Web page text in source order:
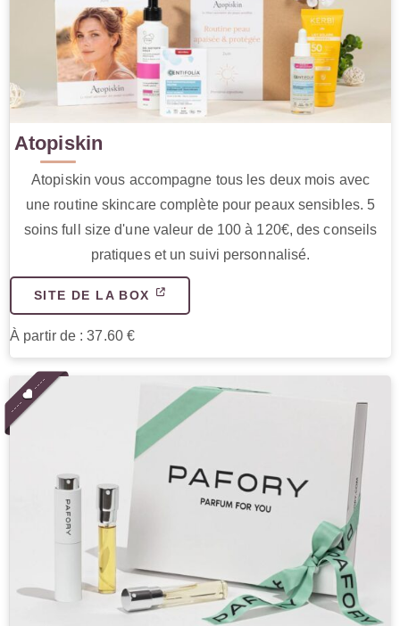
Atopiskin
Atopiskin vous accompagne tous les deux mois avec
une routine skincare complète pour peaux sensibles. 5
soins full size d'une valeur de 100 à 120€, des conseils
pratiques et un suivi personnalisé.
SITE DE LA BOX
À partir de : 37.60 €